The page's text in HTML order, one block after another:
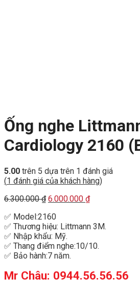
Ống nghe
Cardiology 2160
5.00 trên 5 dựa trên 1 đánh giá
(1 đánh giá của khách hàng)
6.300.000₫ Original
was:
6.300.000 ₫.
6.000.000 ₫Current
6.000.000 ₫.
✅ Model:2160
✅ Thương hiệu: Littmann 3M.
✅ Nhập khẩu: Mỹ.
✅ Thang điểm nghe:10/10.
✅ Bảo hành:7 năm.
Mr Châu: 0944.56.56.56